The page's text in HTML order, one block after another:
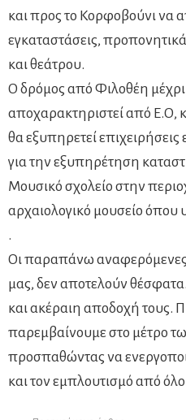
και προς το Κορφοβούνι να
εγκαταστάσεις,
και θεάτρου.
Ο δρόμος από Φιλοθέη μέχρι
αποχαρακτηριστεί από Ε.Ο,
θα εξυπηρετεί
για την εξυπηρέτηση
Μουσικό σχολείο στην
αρχαιολογικό μουσείο όπου
.
Οι παραπάνω αναφερόμενες
μας, δεν αποτελούν
και ακέραιη αποδοχή τους.
παρεμβαίνουμε στο μέτρο
προσπαθώντας να
και τον εμπλουτισμό από